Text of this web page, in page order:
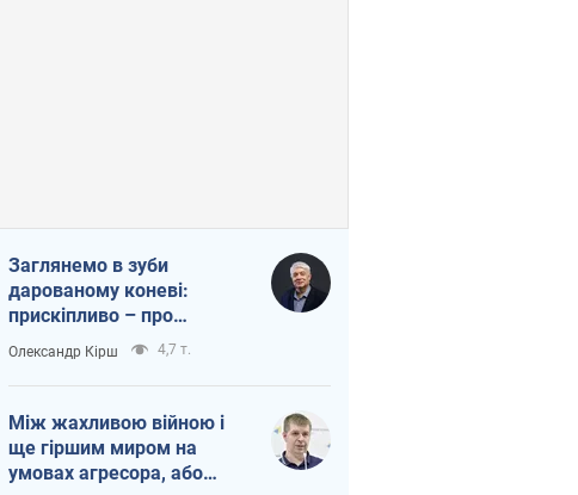
Заглянемо в зуби
дарованому коневі:
прискіпливо – про
допомогу Україні
Олександр Кірш 4,7 т.
Між жахливою війною і
ще гіршим миром на
умовах агресора, або